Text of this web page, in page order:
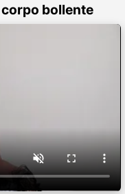
bollente